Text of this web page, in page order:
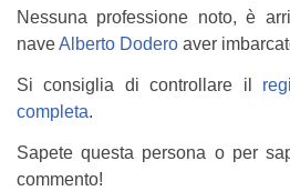
Nessuna professione noto, è
naveAlberto Dodero aver
Si consiglia di controllare il
completa.
Sapete questa persona o per
commento!